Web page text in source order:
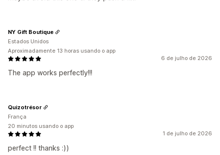
6 de julho de 2026
The app works perfectly!!!
NY Gift Boutique
Estados Unidos
Aproximadamente 13 horas usando o app
1 de julho de 2026
perfect !! thanks :))
Quizotrésor
França
20 minutos usando o app